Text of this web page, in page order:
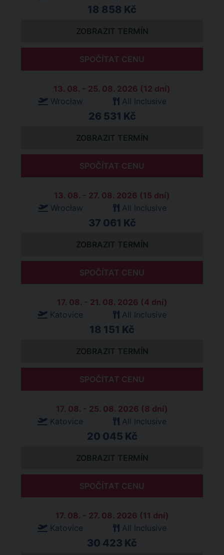
18 858 Kč
ZOBRAZIT TERMÍN
SPOČÍTAT CENU
13. 08. - 25. 08. 2026 (12 dní)
Wrocław
All Inclusive
26 531 Kč
ZOBRAZIT TERMÍN
SPOČÍTAT CENU
13. 08. - 27. 08. 2026 (15 dní)
Wrocław
All Inclusive
37 061 Kč
ZOBRAZIT TERMÍN
SPOČÍTAT CENU
17. 08. - 21. 08. 2026 (4 dní)
Katovice
All Inclusive
18 151 Kč
ZOBRAZIT TERMÍN
SPOČÍTAT CENU
17. 08. - 25. 08. 2026 (8 dní)
Katovice
All Inclusive
20 045 Kč
ZOBRAZIT TERMÍN
SPOČÍTAT CENU
17. 08. - 27. 08. 2026 (11 dní)
Katovice
All Inclusive
30 423 Kč